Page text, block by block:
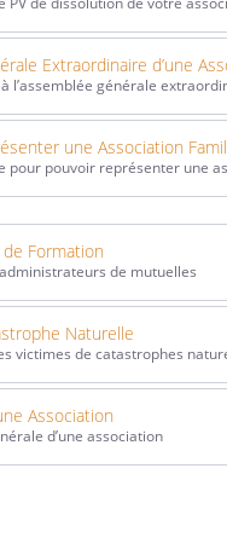
Extraordinaire d’une
l’assemblée générale
une Association
pour pouvoir représenter une
Formation
de mutuelles
Naturelle
victimes de catastrophes
Association
d’une association